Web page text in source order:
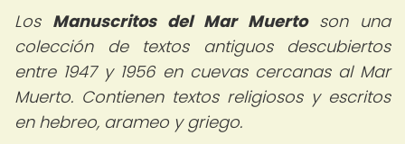
Los Manuscritos del Mar Muertoson una
colección de textos antiguos descubiertos
entre 1947 y 1956 en cuevas cercanas al Mar
Muerto. Contienen textos religiosos y escritos
en hebreo, arameo y griego.